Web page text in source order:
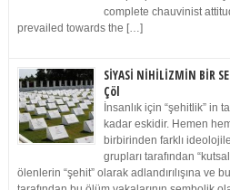
complete chauvinist
prevailed towards the […]
SİYASİ NİHİLİZMİN BİR
Çöl
İnsanlık için “şehitlik” in
kadar eskidir. Hemen
birbirinden farklı
grupları tarafından
ölenlerin “şehit” olarak adlandırılışına ve